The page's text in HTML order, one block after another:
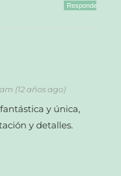
Responder
(12 años ago)
y única,
y detalles.